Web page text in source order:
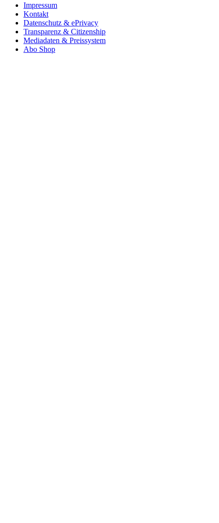
Impressum
Kontakt
Datenschutz & ePrivacy
Transparenz & Citizenship
Mediadaten & Preissystem
Abo Shop